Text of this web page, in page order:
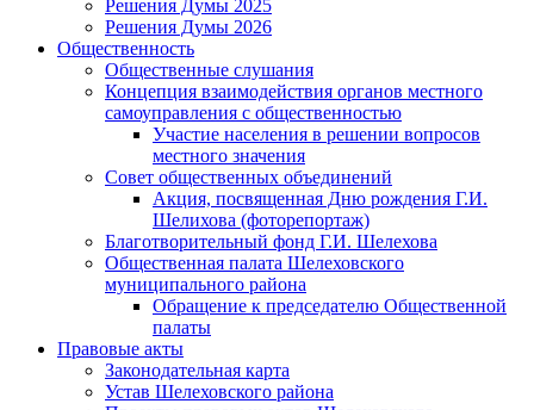
Решения Думы 2025
Решения Думы 2026
Общественность
Общественные слушания
Концепция взаимодействия органов местного
самоуправления с общественностью
Участие населения в решении вопросов
местного значения
Совет общественных объединений
Акция, посвященная Дню рождения Г.И.
Шелихова (фоторепортаж)
Благотворительный фонд Г.И. Шелехова
Общественная палата Шелеховского
муниципального района
Обращение к председателю Общественной
палаты
Правовые акты
Законодательная карта
Устав Шелеховского района